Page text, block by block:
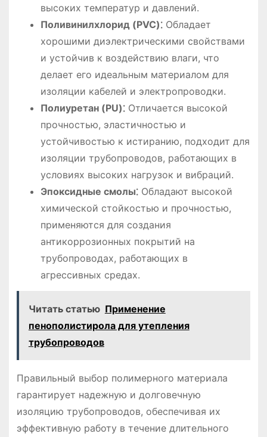
высоких температур и давлений.
Поливинилхлорид (PVC)⁚Обладает
хорошими диэлектрическими свойствами
и устойчив к воздействию влаги, что
делает его идеальным материалом для
изоляции кабелей и электропроводки.
Полиуретан (PU)⁚Отличается высокой
прочностью, эластичностью и
устойчивостью к истиранию, подходит для
изоляции трубопроводов, работающих в
условиях высоких нагрузок и вибраций.
Эпоксидные смолы⁚Обладают высокой
химической стойкостью и прочностью,
применяются для создания
антикоррозионных покрытий на
трубопроводах, работающих в
агрессивных средах.
Читать статью Применение
пенополистирола для утепления
трубопроводов
Правильный выбор полимерного материала
гарантирует надежную и долговечную
изоляцию трубопроводов, обеспечивая их
эффективную работу в течение длительного